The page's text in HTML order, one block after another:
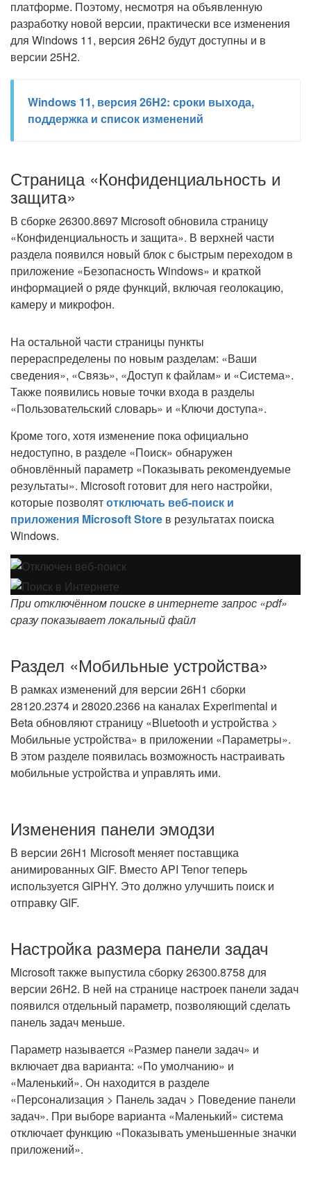
платформе. Поэтому, несмотря на объявленную
разработку новой версии, практически все изменения
для Windows 11, версия 26H2 будут доступны и в
версии 25H2.
Windows 11, версия 26H2: сроки выхода,
поддержка и список изменений
Страница «Конфиденциальность и
защита»
В сборке 26300.8697 Microsoft обновила страницу
«Конфиденциальность и защита». В верхней части
раздела появился новый блок с быстрым переходом в
приложение «Безопасность Windows» и краткой
информацией о ряде функций, включая геолокацию,
камеру и микрофон.
На остальной части страницы пункты
перераспределены по новым разделам: «Ваши
сведения», «Связь», «Доступ к файлам» и «Система».
Также появились новые точки входа в разделы
«Пользовательский словарь» и «Ключи доступа».
Кроме того, хотя изменение пока официально
недоступно, в разделе «Поиск» обнаружен
обновлённый параметр «Показывать рекомендуемые
результаты». Microsoft готовит для него настройки,
которые позволятотключать веб-поиск и
приложения Microsoft Store в результатах поиска
Windows.
При отключённом поиске в интернете запрос «pdf»
сразу показывает локальный файл
Раздел «Мобильные устройства»
В рамках изменений для версии 26H1 сборки
28120.2374 и 28020.2366 на каналах Experimental и
Beta обновляют страницу «Bluetooth и устройства >
Мобильные устройства» в приложении «Параметры».
В этом разделе появилась возможность настраивать
мобильные устройства и управлять ими.
Изменения панели эмодзи
В версии 26H1 Microsoft меняет поставщика
анимированных GIF. Вместо API Tenor теперь
используется GIPHY. Это должно улучшить поиск и
отправку GIF.
Настройка размера панели задач
Microsoft также выпустила сборку 26300.8758 для
версии 26H2. В ней на странице настроек панели задач
появился отдельный параметр, позволяющий сделать
панель задач меньше.
Параметр называется «Размер панели задач» и
включает два варианта: «По умолчанию» и
«Маленький». Он находится в разделе
«Персонализация > Панель задач > Поведение панели
задач». При выборе варианта «Маленький» система
отключает функцию «Показывать уменьшенные значки
приложений».